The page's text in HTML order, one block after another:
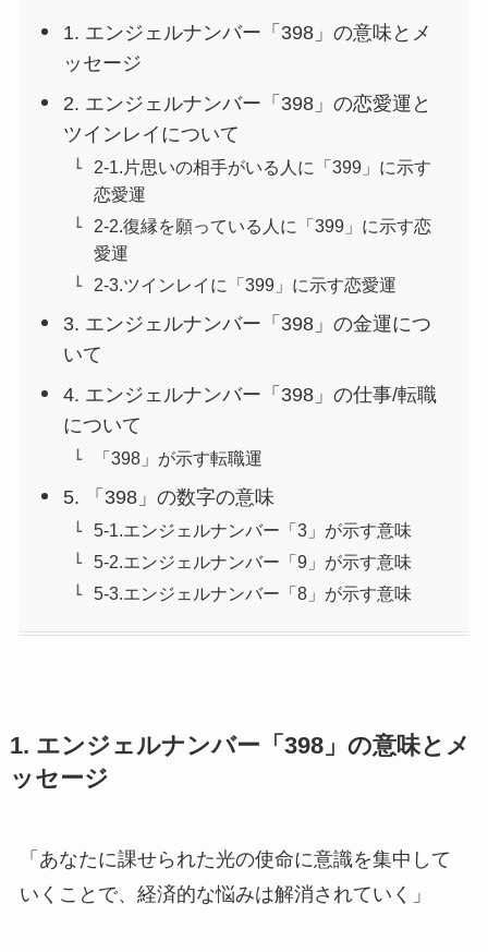
1. エンジェルナンバー「398」の意味とメ
ッセージ
2. エンジェルナンバー「398」の恋愛運と
ツインレイについて
2-1.片思いの相手がいる人に「399」に示す
恋愛運
2-2.復縁を願っている人に「399」に示す恋
愛運
2-3.ツインレイに「399」に示す恋愛運
3. エンジェルナンバー「398」の金運につ
いて
4. エンジェルナンバー「398」の仕事/転職
について
「398」が示す転職運
5. 「398」の数字の意味
5-1.エンジェルナンバー「3」が示す意味
5-2.エンジェルナンバー「9」が示す意味
5-3.エンジェルナンバー「8」が示す意味
1. エンジェルナンバー「398」の意味とメ
ッセージ
「あなたに課せられた光の使命に意識を集中して
いくことで、経済的な悩みは解消されていく」